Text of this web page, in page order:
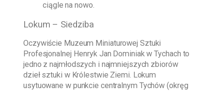
ciągle na nowo.
Lokum – Siedziba
Oczywiście Muzeum Miniaturowej Sztuki
Profesjonalnej Henryk Jan Dominiak w Tychach to
jedno z najmłodszych i najmniejszych zbiorów
dzieł sztuki w Królestwie Ziemi. Lokum
usytuowane w punkcie centralnym Tychów (okręg